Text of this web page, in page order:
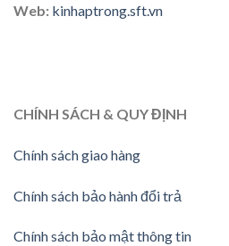
Web: kinhaptrong.sft.vn
CHÍNH SÁCH & QUY ĐỊNH
Chính sách giao hàng
Chính sách bảo hành đổi trả
Chính sách bảo mật thông tin